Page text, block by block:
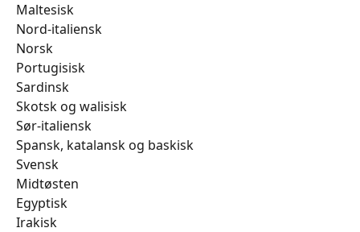
Maltesisk
​​​​​​​​​​​​Nord-italiensk
​​​​​​​​​​​​Norsk
​​​​​​​​​​​​Portugisisk
​​​​​​​​​​​​Sardinsk
​​​​​​​​​​​​Skotsk og walisisk
​​​​​​​​​​​​Sør-italiensk
​​​​​​​​​​​​Spansk, katalansk og baskisk
​​​​​​​​​​​​Svensk
​​​​​​​​​​​​Midtøsten
​​​​​​​​​​​​Egyptisk
​​​​​​​​​​​​Irakisk